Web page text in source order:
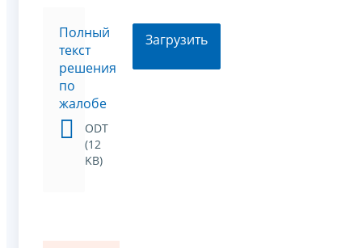
Полный
текст
решения
по
жалобе
ODT
(12
KB)
Загрузить